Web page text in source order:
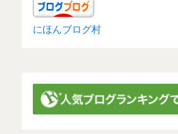
にほんブログ村